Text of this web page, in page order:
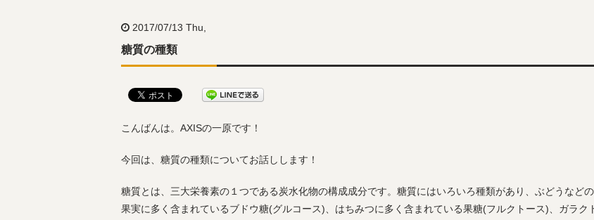
2017/07/13 Thu,
糖質の種類
こんばんは。AXISの一原です！
今回は、糖質の種類についてお話しします！
糖質とは、三大栄養素の１つである炭水化物の構成成分です。糖質にはいろいろ種類があり、ぶどうなどの
果実に多く含まれているブドウ糖(グルコース)、はちみつに多く含まれている果糖(フルクトース)、ガラク